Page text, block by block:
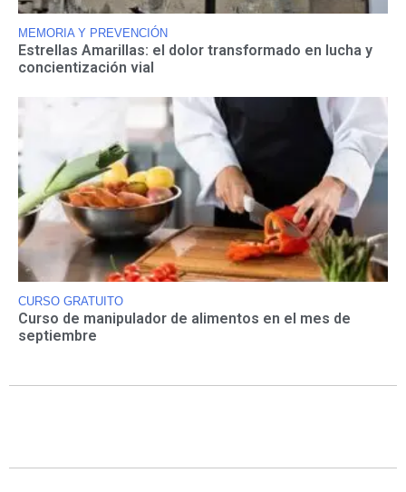
MEMORIA Y PREVENCIÓN
Estrellas Amarillas: el dolor transformado en lucha y
concientización vial
CURSO GRATUITO
Curso de manipulador de alimentos en el mes de
septiembre